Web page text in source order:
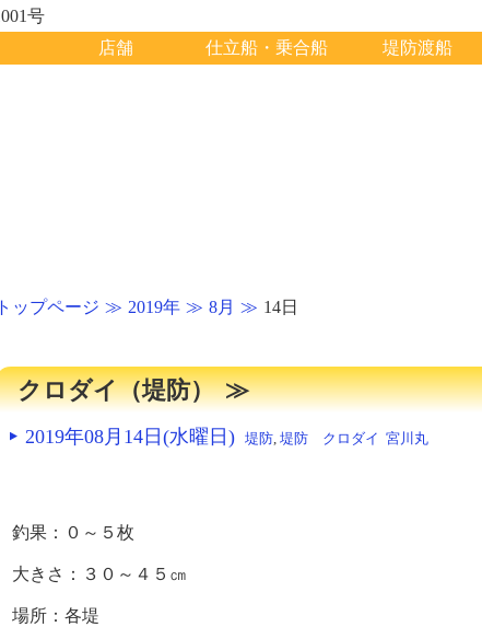
号
店舗 仕立船・乗合船 堤防渡船
トップページ 2019年 8月
14日
クロダイ（堤防）
2019年08月14日(水曜日) 堤防, 堤防 クロダイ 宮川丸
釣果：０～５枚
大きさ：３０～４５㎝
場所：各堤